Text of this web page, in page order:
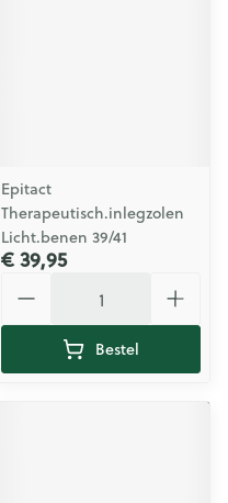
Epitact
Therapeutisch.inlegzolen
Licht.benen 39/41
€ 39,95
Bestel